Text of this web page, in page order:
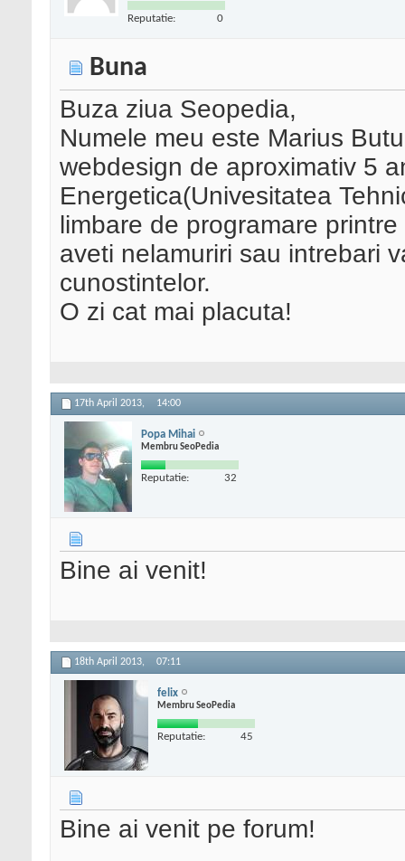
Reputatie: 0
Buna
Buza ziua Seopedia,
Numele meu este Marius
webdesign de aproximativ 5
Energetica(Univesitatea
limbare de programare
aveti nelamuriri sau intrebari
cunostintelor.
O zi cat mai placuta!
17th April 2013, 14:00
Popa Mihai
Membru SeoPedia
Reputatie: 32
Bine ai venit!
18th April 2013, 07:11
felix
Membru SeoPedia
Reputatie: 45
Bine ai venit pe forum!